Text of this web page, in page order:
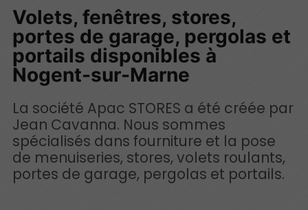
Volets, fenêtres, stores,
portes de garage, pergolas et
portails disponibles à
Nogent-sur-Marne
La société Apac STORES a été créée par
Jean Cavanna. Nous sommes
spécialisés dans fourniture et la pose
de menuiseries, stores, volets roulants,
portes de garage, pergolas et portails.